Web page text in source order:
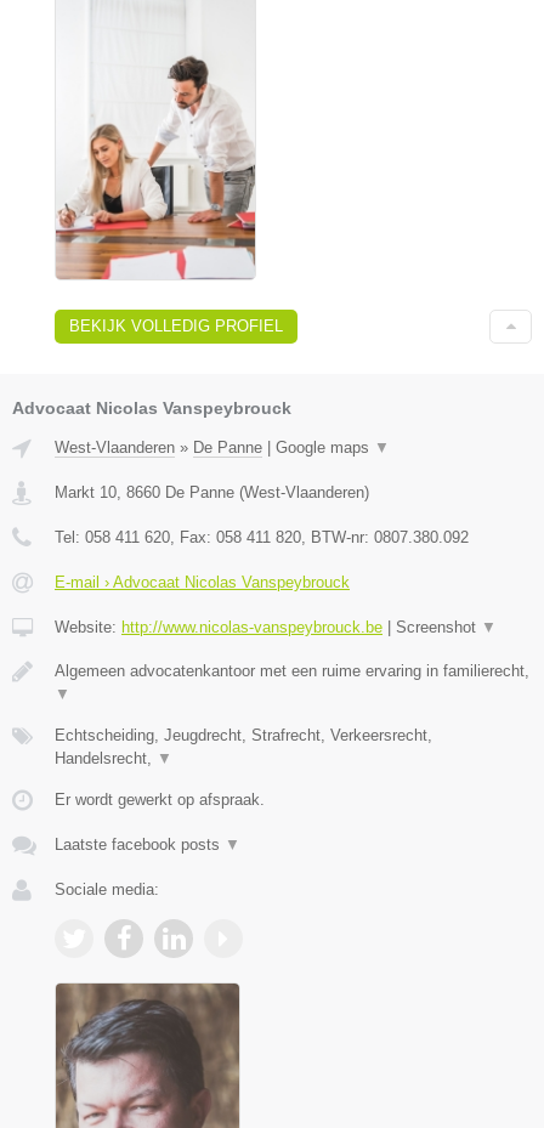
BEKIJK VOLLEDIG PROFIEL
Advocaat Nicolas Vanspeybrouck
West-Vlaanderen » De Panne Google maps ▼
Markt 10 8660 De Panne (West-Vlaanderen)
Tel: 058 411 620 , Fax: 058 411 820 , BTW-nr: 0807.380.092
E-mail › Advocaat Nicolas Vanspeybrouck
Website: http://www.nicolas-vanspeybrouck.be Screenshot ▼
Algemeen advocatenkantoor met een ruime ervaring in familierecht,
▼
Echtscheiding, Jeugdrecht, Strafrecht, Verkeersrecht,
Handelsrecht,
▼
Er wordt gewerkt op afspraak.
Laatste facebook posts ▼
Sociale media: